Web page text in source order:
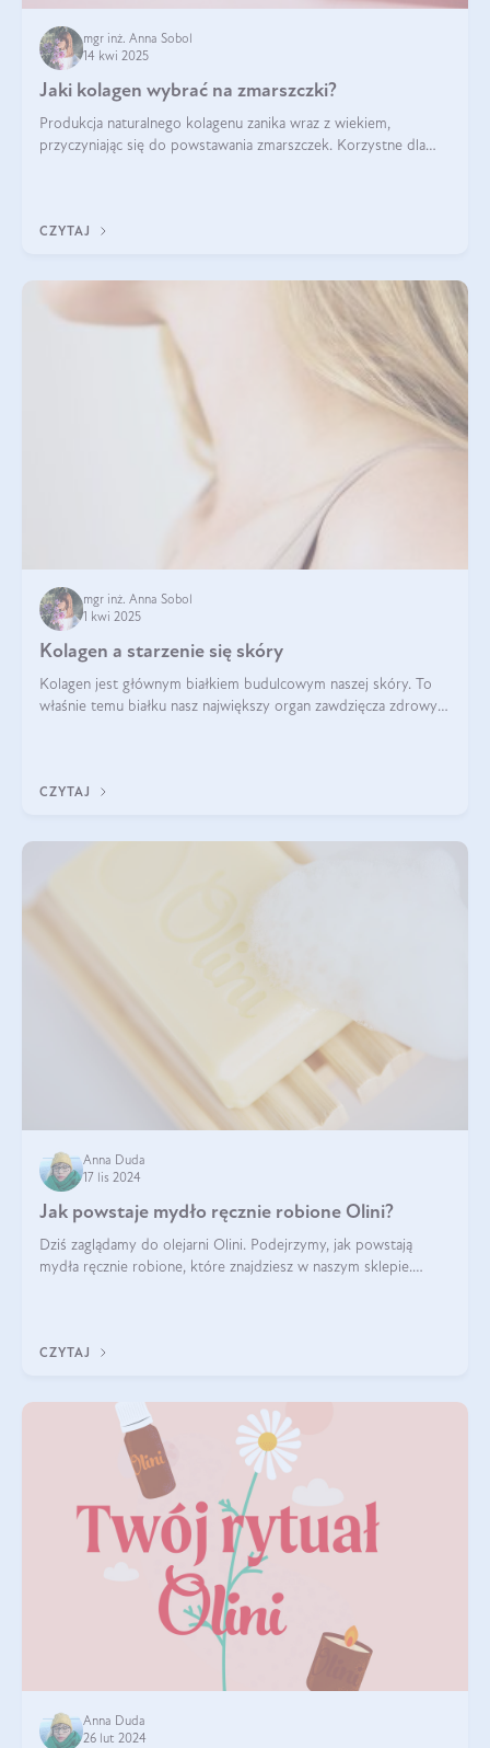
mgr inż. Anna Sobol
14 kwi 2025
Jaki kolagen wybrać na zmarszczki?
Produkcja naturalnego kolagenu zanika wraz z wiekiem,
przyczyniając się do powstawania zmarszczek. Korzystne dla
CZYTAJ
mgr inż. Anna Sobol
1 kwi 2025
Kolagen a starzenie się skóry
Kolagen jest głównym białkiem budulcowym naszej skóry. To
właśnie temu białku nasz największy organ zawdzięcza zdrowy
CZYTAJ
Anna Duda
17 lis 2024
Jak powstaje mydło ręcznie robione Olini?
Dziś zaglądamy do olejarni Olini. Podejrzymy, jak powstają
mydła ręcznie robione, które znajdziesz w naszym sklepie.
CZYTAJ
Anna Duda
26 lut 2024